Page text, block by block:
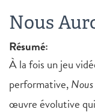
Nous
Résumé:
À la fois un jeu
performative,
œuvre évolutive